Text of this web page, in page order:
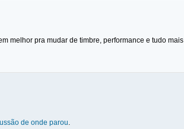
melhor pra mudar de timbre, performance e tudo mais
de onde parou.